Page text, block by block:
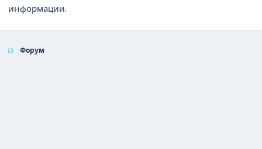
информации.
Форум